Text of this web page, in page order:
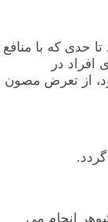
حدی‏ که‏ با منافع
افراد در
از تعرض‏ مصون‏
انجام‏ می‏